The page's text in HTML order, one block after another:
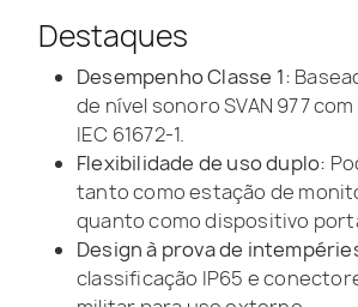
Destaques
Desempenho Classe 1:
de nível sonoro SVAN 977
IEC 61672-1.
Flexibilidade de uso duplo:
tanto como estação de
quanto como dispositivo
Design à prova de
classificação IP65 e